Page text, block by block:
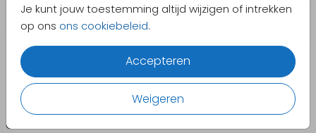
Je kunt jouw toestemming altijd wijzigen of intrekken
op ons ons cookiebeleid.
Accepteren
Weigeren
CATEGORIEËN